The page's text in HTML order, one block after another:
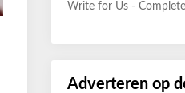
Write for Us -
Adverteren op